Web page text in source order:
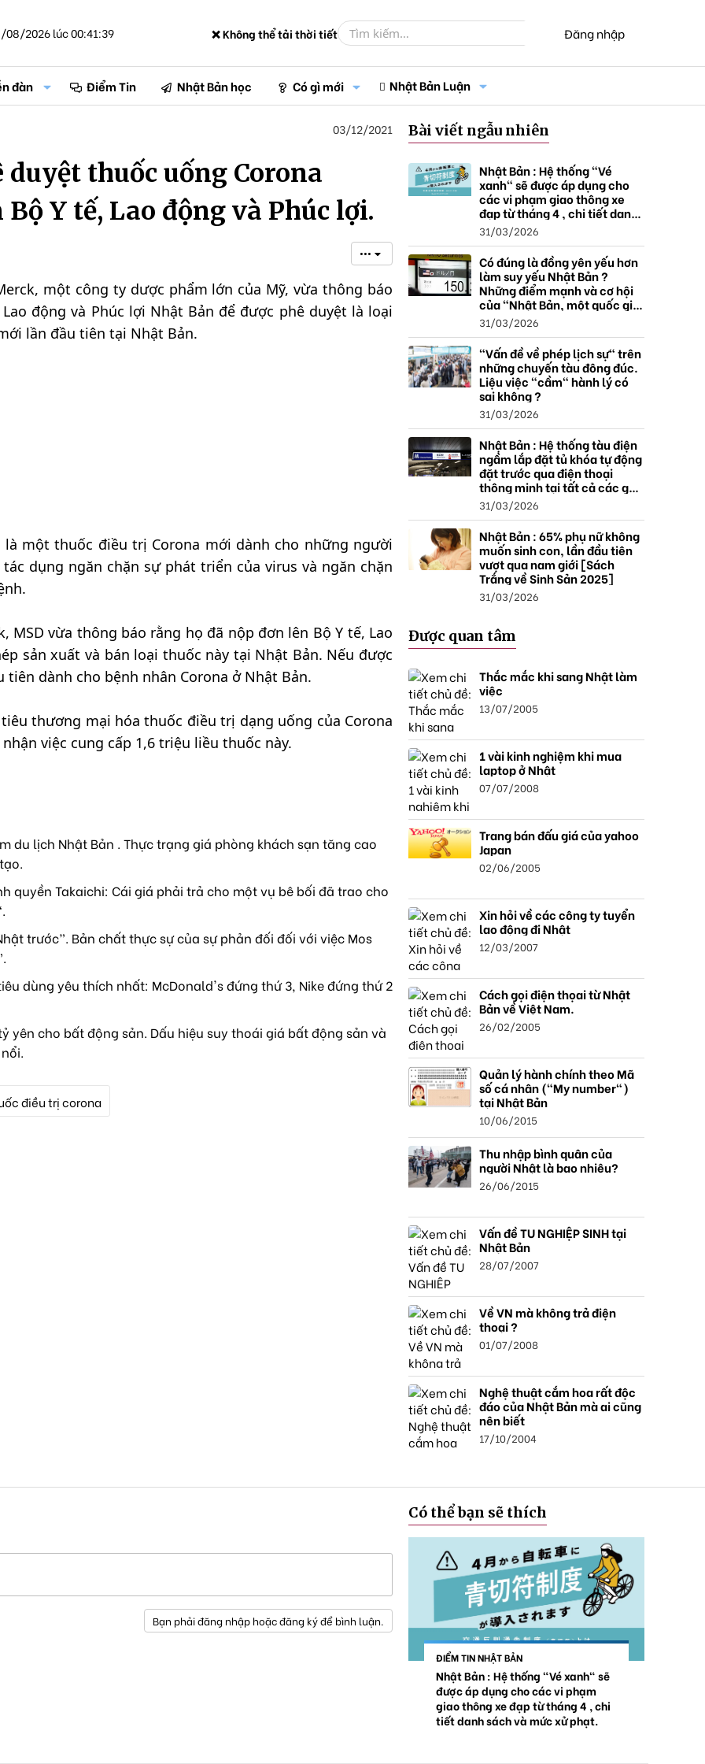
08/2026 lúc 00:41:39 ❌ Không thể tải thời tiết Đăng nhập
đàn Điểm Tin Nhật Bản học Có gì mới Nhật Bản Luận
03/12/2021
thuốc uống Corona
Y tế, Lao động và Phúc lợi.
•••
một công ty dược phẩm lớn của Mỹ, vừa thông báo
động và Phúc lợi Nhật Bản để được phê duyệt là loại
lần đầu tiên tại Nhật Bản.
một thuốc điều trị Corona mới dành cho những người
dụng ngăn chặn sự phát triển của virus và ngăn chặn
MSD vừa thông báo rằng họ đã nộp đơn lên Bộ Y tế, Lao
sản xuất và bán loại thuốc này tại Nhật Bản. Nếu được
dành cho bệnh nhân Corona ở Nhật Bản.
thương mại hóa thuốc điều trị dạng uống của Corona
việc cung cấp 1,6 triệu liều thuốc này.
du lịch Nhật Bản . Thực trạng giá phòng khách sạn tăng cao
quyền Takaichi: Cái giá phải trả cho một vụ bê bối đã trao cho
trước”. Bản chất thực sự của sự phản đối đối với việc Mos
dùng yêu thích nhất: McDonald's đứng thứ 3, Nike đứng thứ 2
yên cho bất động sản. Dấu hiệu suy thoái giá bất động sản và
điều trị corona
Bài viết ngẫu nhiên
Nhật Bản : Hệ thống "Vé
xanh" sẽ được áp dụng cho
các vi phạm giao thông xe
đạp từ tháng 4 , chi tiết danh
sách và mức xử phạt.
31/03/2026
Có đúng là đồng yên yếu hơn
làm suy yếu Nhật Bản ?
Những điểm mạnh và cơ hội
của "Nhật Bản, một quốc gia
thặng dư".
31/03/2026
"Vấn đề về phép lịch sự" trên
những chuyến tàu đông đúc.
Liệu việc "cầm" hành lý có
sai không ?
31/03/2026
Nhật Bản : Hệ thống tàu điện
ngầm lắp đặt tủ khóa tự động
đặt trước qua điện thoại
thông minh tại tất cả các ga ,
mở rộng mạng lưới do nhu
cầu tăng.
31/03/2026
Nhật Bản : 65% phụ nữ không
muốn sinh con, lần đầu tiên
vượt qua nam giới [Sách
Trắng về Sinh Sản 2025]
31/03/2026
Được quan tâm
Thắc mắc khi sang Nhật làm
việc
13/07/2005
1 vài kinh nghiệm khi mua
laptop ở Nhật
07/07/2008
Trang bán đấu giá của yahoo
Japan
02/06/2005
Xin hỏi về các công ty tuyển
lao động đi Nhật
12/03/2007
Cách gọi điện thọai từ Nhật
Bản về Việt Nam.
26/02/2005
Quản lý hành chính theo Mã
số cá nhân ("My number")
tại Nhật Bản
10/06/2015
Thu nhập bình quân của
người Nhật là bao nhiêu?
26/06/2015
Vấn đề TU NGHIỆP SINH tại
Nhật Bản
28/07/2007
Về VN mà không trả điện
thoại ?
01/07/2008
Nghệ thuật cắm hoa rất độc
đáo của Nhật Bản mà ai cũng
nên biết
17/10/2004
Bạn phải đăng nhập hoặc đăng ký để bình luận.
Có thể bạn sẽ thích
ĐIỂM TIN NHẬT BẢN
Nhật Bản : Hệ thống "Vé xanh" sẽ
được áp dụng cho các vi phạm
giao thông xe đạp từ tháng 4 , chi
tiết danh sách và mức xử phạt.